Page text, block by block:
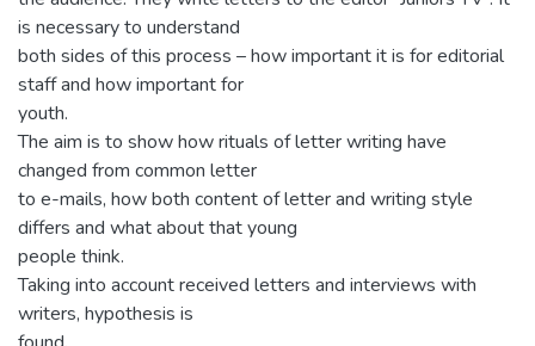
is necessary to understand
both sides of this process – how important it is for editorial
staff and how important for
youth.
The aim is to show how rituals of letter writing have
changed from common letter
to e-mails, how both content of letter and writing style
differs and what about that young
people think.
Taking into account received letters and interviews with
writers, hypothesis is